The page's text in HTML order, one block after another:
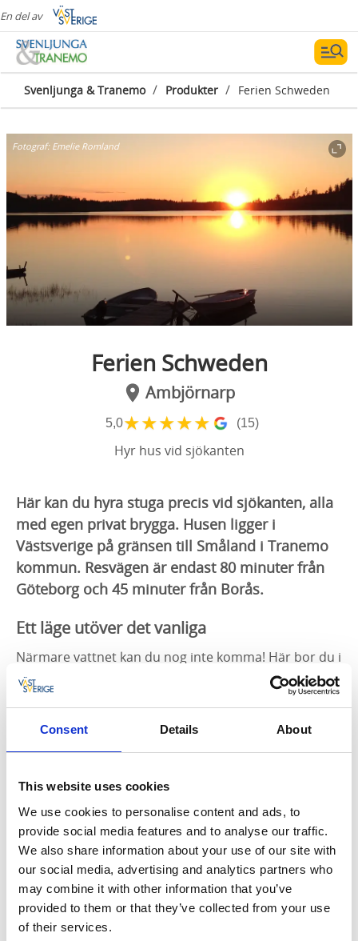
Consent Details About
This website uses cookies
We use cookies to personalise content and ads, to
provide social media features and to analyse our traffic.
We also share information about your use of our site with
our social media, advertising and analytics partners who
may combine it with other information that you’ve
provided to them or that they’ve collected from your use
of their services.
En del av
Svenljunga & Tranemo / Produkter / Ferien Schweden
Fotograf: Emelie Romland
Ferien Schweden
Ambjörnarp
5,0★★★★★ (15)
Hyr hus vid sjökanten
Här kan du hyra stuga precis vid sjökanten, alla
med egen privat brygga. Husen ligger i
Västsverige på gränsen till Småland i Tranemo
kommun. Resvägen är endast 80 minuter från
Göteborg och 45 minuter från Borås.
Ett läge utöver det vanliga
Närmare vattnet kan du nog inte komma! Här bor du i
modernt inredda hus med fantastiskt utsikt över sjön
Visen och med egen brygga. I Ambjörnarp kan du
ekologiska, närproducerade grönsaker hos
Björnhyltans trädgård.
Här finns även många möjligheter till vandring och
cykling och härförbi gårÄtradalsleden. Du bor på ett
bekvämt avstånd till Tranemo där du hittar
matvarubutiker, restauranger och apotek.
Många möjligheter till aktiviteter
Fast ni bor nära naturen har Ferien Schweden även
nära till många populära aktiviteter. Här kan du lätt